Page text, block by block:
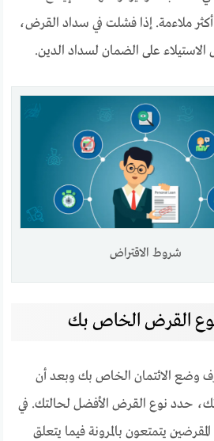
ملاءمة. إذا فشلت في سداد القرض،
على الضمان لسداد الدين.
شروط الاقتراض
وضع الائتمان الخاص بك وبعد أن
حدد نوع القرض الأفضل لحالتك. في
يتمتعون بالمرونة فيما يتعلق